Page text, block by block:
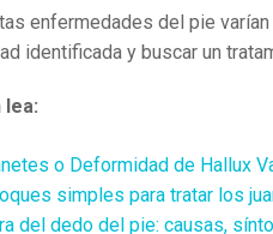
enfermedades del pie
identificada y buscar un
lea:
o Deformidad de Hallux
simples para tratar los
del dedo del pie: causas,